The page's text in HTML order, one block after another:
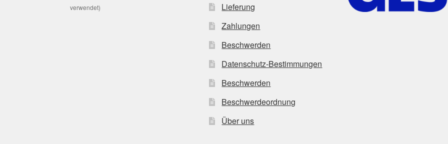
verwendet)
Lieferung
Zahlungen
Beschwerden
Datenschutz-Bestimmungen
Beschwerden
Beschwerdeordnung
Über uns